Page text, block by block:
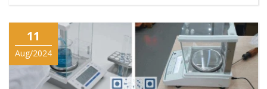
11
Aug/2024